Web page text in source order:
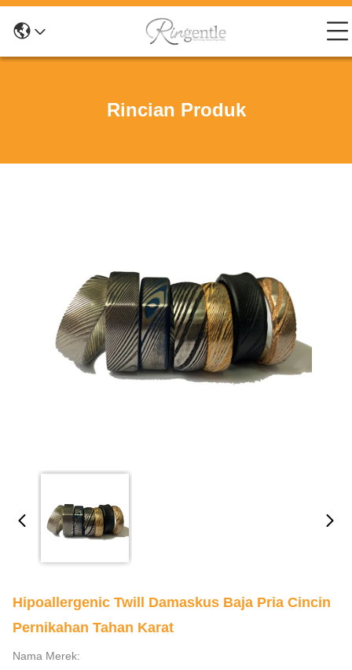
Rincian Produk
Hipoallergenic Twill Damaskus Baja Pria Cincin
Pernikahan Tahan Karat
Nama Merek: